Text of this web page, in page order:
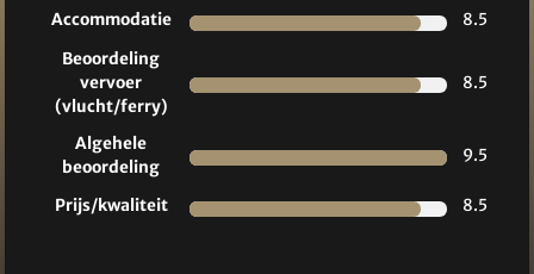
Accommodatie
8.5
Beoordeling
vervoer
(vlucht/ferry)
8.5
Algehele
beoordeling
9.5
Prijs/kwaliteit 8.5